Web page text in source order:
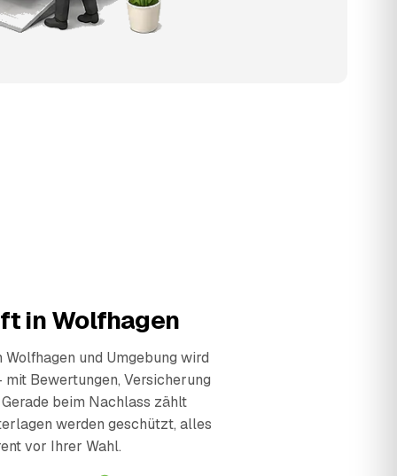
in Wolfhagen
und Umgebung wird
Bewertungen, Versicherung
beim Nachlass zählt
werden geschützt, alles
vor Ihrer Wahl.